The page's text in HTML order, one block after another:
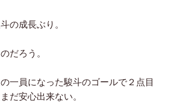
の成長ぶり。
だろう。
一員になった駿斗のゴールで２点目
だ安心出来ない。